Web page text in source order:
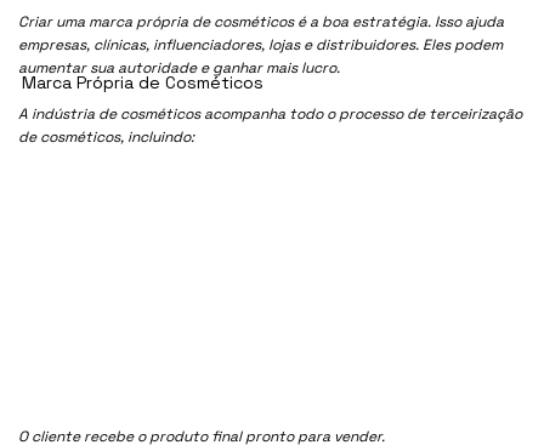
Criar uma marca própria de cosméticos é a boa estratégia. Isso ajuda
empresas, clínicas, influenciadores, lojas e distribuidores. Eles podem
aumentar sua autoridade e ganhar mais lucro.
A indústria de cosméticos acompanha todo o processo de terceirização
de cosméticos, incluindo:
O cliente recebe o produto final pronto para vender.
Marca Própria de Cosméticos